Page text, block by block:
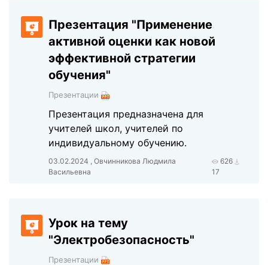
Презентация "Применение
активной оценки как новой
эффективной стратегии
обучения"
Презентации
Презентация предназначена для
учителей школ, учителей по
индивидуальному обучению.
03.02.2024 , Овчинникова Людмила
Васильевна
626
17
Урок на тему
"Электробезопасность"
Презентации